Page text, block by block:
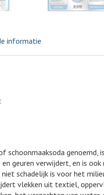
informatie
schoonmaaksoda
geuren verwijdert, en is
schadelijk is voor het
vlekken uit textiel,